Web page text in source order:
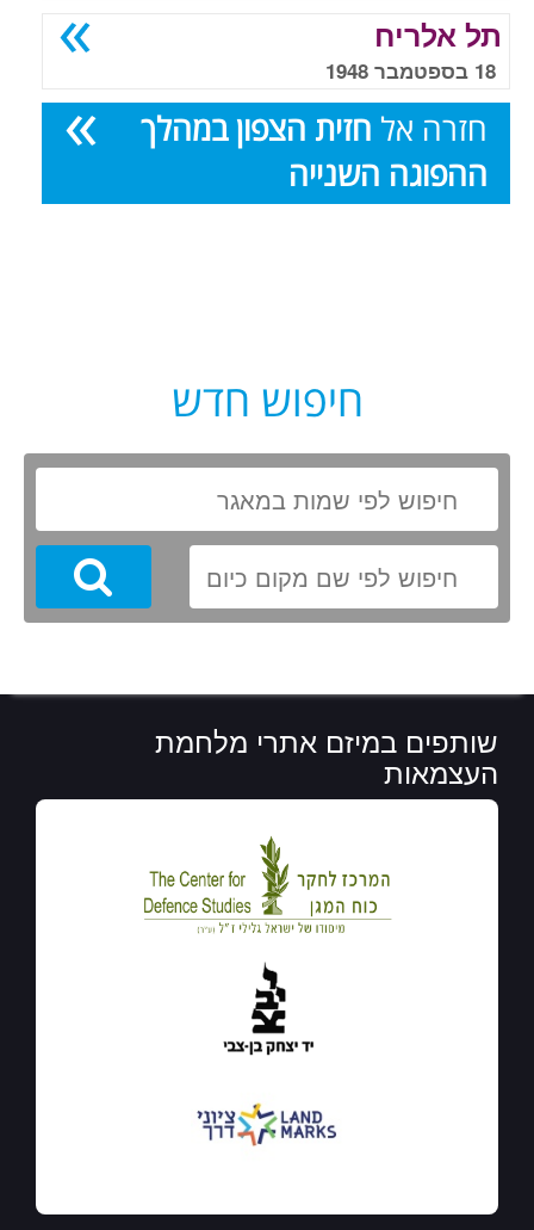
תל אלריח
18 בספטמבר 1948
חזרה אל חזית הצפון במהלך
ההפוגה השנייה
חיפוש חדש
Search
שותפים במיזם אתרי מלחמת
העצמאות